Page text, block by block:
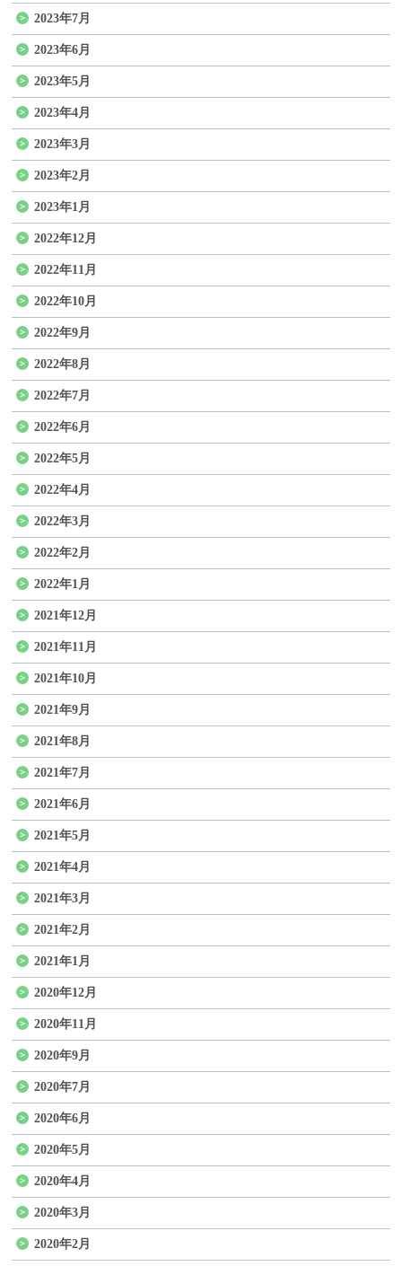
2023年7月
2023年6月
2023年5月
2023年4月
2023年3月
2023年2月
2023年1月
2022年12月
2022年11月
2022年10月
2022年9月
2022年8月
2022年7月
2022年6月
2022年5月
2022年4月
2022年3月
2022年2月
2022年1月
2021年12月
2021年11月
2021年10月
2021年9月
2021年8月
2021年7月
2021年6月
2021年5月
2021年4月
2021年3月
2021年2月
2021年1月
2020年12月
2020年11月
2020年9月
2020年7月
2020年6月
2020年5月
2020年4月
2020年3月
2020年2月